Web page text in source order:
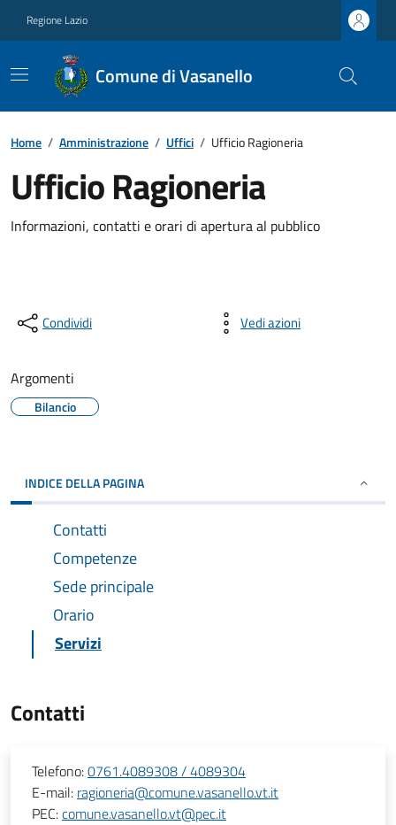
Regione Lazio
Comune di Vasanello
Home / Amministrazione / Uffici / Ufficio Ragioneria
Ufficio Ragioneria
Informazioni, contatti e orari di apertura al pubblico
Condividi Vedi azioni
Argomenti
Bilancio
INDICE DELLA PAGINA
Contatti
Competenze
Sede principale
Orario
Servizi
Contatti
Telefono:0761.4089308 / 4089304
E-mail: ragioneria@comune.vasanello.vt.it
PEC:comune.vasanello.vt@pec.it